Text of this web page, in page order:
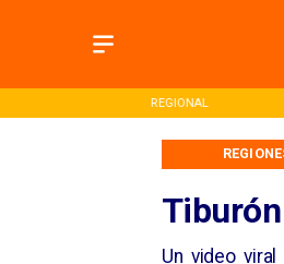
REGIONAL
Un video